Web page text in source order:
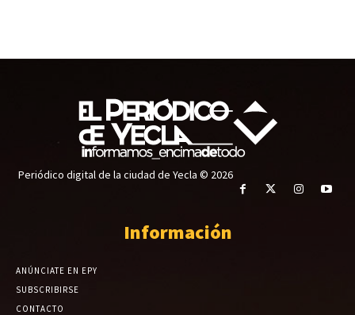
Periódico digital de la ciudad de Yecla © 2026
Información
ANÚNCIATE EN EPY
SUBSCRIBIRSE
CONTACTO